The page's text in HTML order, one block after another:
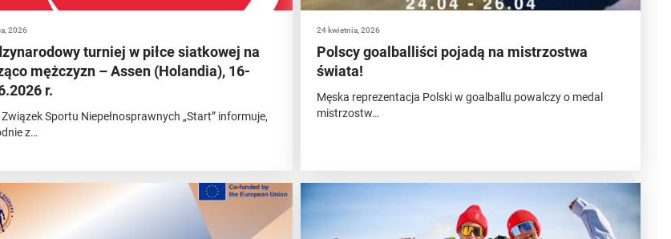
2026
turniej w piłce siatkowej na
mężczyzn – Assen (Holandia), 16-
r.
Sportu Niepełnosprawnych „Start” informuje,
z…
24 kwietnia, 2026
Polscy goalballiści pojadą na mistrzostwa
świata!
Męska reprezentacja Polski w goalballu powalczy o medal
mistrzostw…